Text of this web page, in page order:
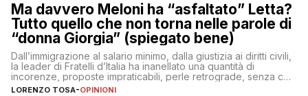
Ma davvero Meloni ha “asfaltato” Letta?
Tutto quello che non torna nelle parole di
“donna Giorgia” (spiegato bene)
Dall’immigrazione al salario minimo, dalla giustizia ai diritti civili,
la leader di Fratelli d’Italia ha inanellato una quantità di
incorenze, proposte impraticabili, perle retrograde, senza che
nessuno – a destra come a sinistra – glielo abbia fatto notare
LORENZO TOSA-OPINIONI